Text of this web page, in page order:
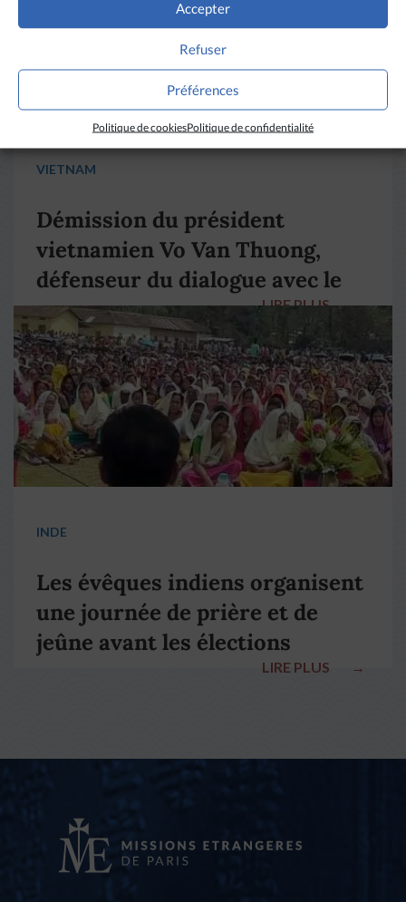
Accepter
Refuser
Préférences
Politique de cookiesPolitique de confidentialité
VIETNAM
Démission du président
vietnamien Vo Van Thuong,
défenseur du dialogue avec le
pape François
LIRE PLUS →
INDE
Les évêques indiens organisent
une journée de prière et de
jeûne avant les élections
LIRE PLUS →